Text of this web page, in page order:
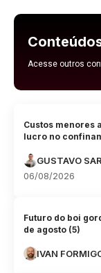
Acesse outros
Custos menores
lucro no
GUSTAVO
06/08/2026
Futuro do boi
de agosto (5)
IVAN